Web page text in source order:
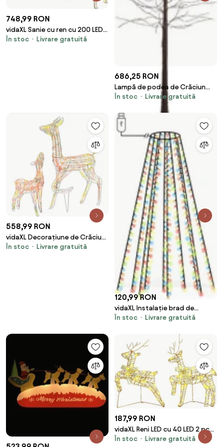
748,99 RON
vidaXL Sanie cu ren cu 200 LED
Alb cald 70 x 26 x 129 cm PET
În stoc Livrare gratuită
686,25 RON
Lampă de podea de Crăciun
maro, sub formă de copac, 180
cm, incl. LED cu temporizator
IP44 - Ki
În stoc Livrare gratuită
558,99 RON
vidaXL Decorațiune de Crăciun
familie reni 160 LED-uri colorat
În stoc Livrare gratuită
120,99 RON
vidaXL Instalație brad de
Crăciun cu 300 LED-uri
În stoc Livrare gratuită
187,99 RON
vidaXL Reni LED cu 40 LED 2 pcs
Alb cald PET
În stoc Livrare gratuită